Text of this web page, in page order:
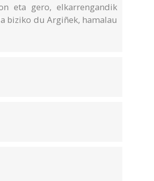
eta gero, elkarrengandik
biziko du Argiñek, hamalau